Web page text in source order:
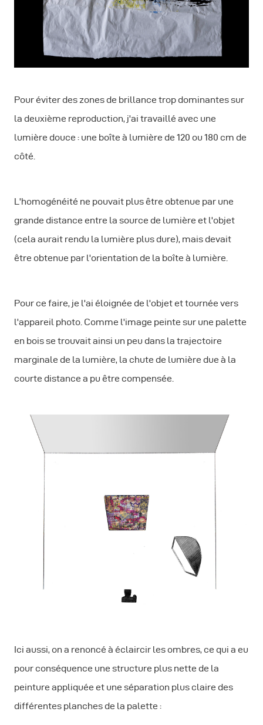
Pour éviter des zones de brillance trop dominantes sur
la deuxième reproduction, j'ai travaillé avec une
lumière douce : une boîte à lumière de 120 ou 180 cm de
côté.
L'homogénéité ne pouvait plus être obtenue par une
grande distance entre la source de lumière et l'objet
(cela aurait rendu la lumière plus dure), mais devait
être obtenue par l'orientation de la boîte à lumière.
Pour ce faire, je l'ai éloignée de l'objet et tournée vers
l'appareil photo. Comme l'image peinte sur une palette
en bois se trouvait ainsi un peu dans la trajectoire
marginale de la lumière, la chute de lumière due à la
courte distance a pu être compensée.
Ici aussi, on a renoncé à éclaircir les ombres, ce qui a eu
pour conséquence une structure plus nette de la
peinture appliquée et une séparation plus claire des
différentes planches de la palette :